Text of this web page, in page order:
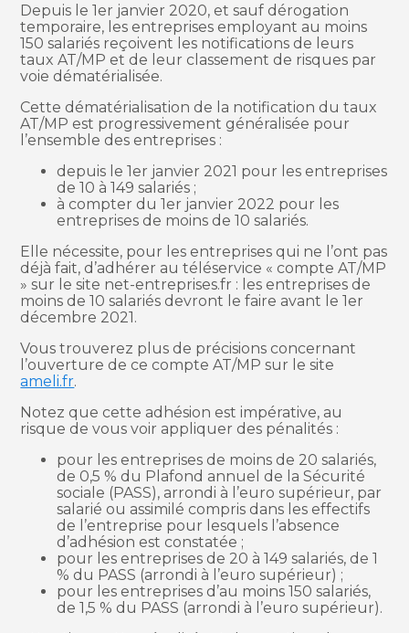
Depuis le 1er janvier 2020, et sauf dérogation
temporaire, les entreprises employant au moins
150 salariés reçoivent les notifications de leurs
taux AT/MP et de leur classement de risques par
voie dématérialisée.
Cette dématérialisation de la notification du taux
AT/MP est progressivement généralisée pour
l’ensemble des entreprises :
depuis le 1er janvier 2021 pour les entreprises
de 10 à 149 salariés ;
à compter du 1er janvier 2022 pour les
entreprises de moins de 10 salariés.
Elle nécessite, pour les entreprises qui ne l’ont pas
déjà fait, d’adhérer au téléservice « compte AT/MP
» sur le site net-entreprises.fr : les entreprises de
moins de 10 salariés devront le faire avant le 1er
décembre 2021.
Vous trouverez plus de précisions concernant
l’ouverture de ce compte AT/MP sur le site
ameli.fr.
Notez que cette adhésion est impérative, au
risque de vous voir appliquer des pénalités :
pour les entreprises de moins de 20 salariés,
de 0,5 % du Plafond annuel de la Sécurité
sociale (PASS), arrondi à l’euro supérieur, par
salarié ou assimilé compris dans les effectifs
de l’entreprise pour lesquels l’absence
d’adhésion est constatée ;
pour les entreprises de 20 à 149 salariés, de 1
% du PASS (arrondi à l’euro supérieur) ;
pour les entreprises d’au moins 150 salariés,
de 1,5 % du PASS (arrondi à l’euro supérieur).